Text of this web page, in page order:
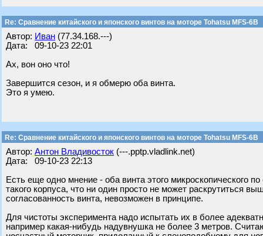
Re: Сравнение китайского и японского винтов на моторе Tohatsu MFS-6B
Автор: Иван (77.34.168.---)
Дата: 09-10-23 22:01
Ах, вон оно что!
Завершится сезон, и я обмерю оба винта.
Это я умею.
Re: Сравнение китайского и японского винтов на моторе Tohatsu MFS-6B
Автор: Антон Владивосток (---.pptp.vladlink.net)
Дата: 09-10-23 22:13
Есть еще одно мнение - оба винта этого микроскопического
такого корпуса, что ни один просто не может раскрутиться
согласованность винта, невозможен в принципе.
Для чистоты эксперимента надо испытать их в более
например какая-нибудь надувнушка не более 3 метров.